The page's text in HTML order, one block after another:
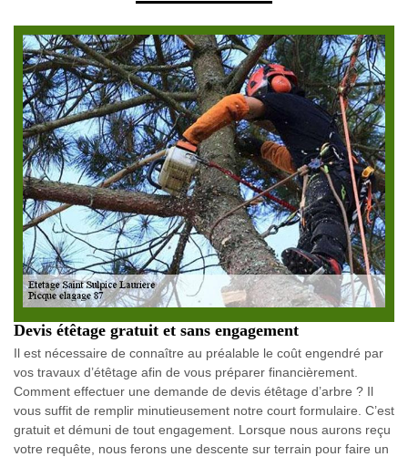
Devis étêtage gratuit et sans engagement
Il est nécessaire de connaître au préalable le coût engendré par
vos travaux d’étêtage afin de vous préparer financièrement.
Comment effectuer une demande de devis étêtage d’arbre ? Il
vous suffit de remplir minutieusement notre court formulaire. C’est
gratuit et démuni de tout engagement. Lorsque nous aurons reçu
votre requête, nous ferons une descente sur terrain pour faire un